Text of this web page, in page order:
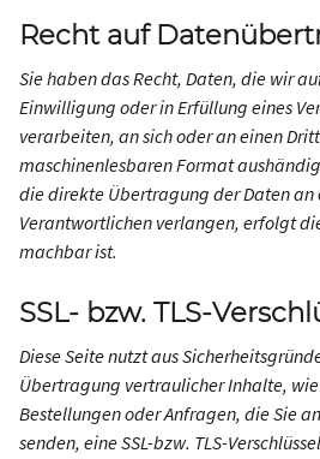
Recht auf
Sie haben das Recht, Daten, die wir
Einwilligung oder in Erfüllung eines
verarbeiten, an sich oder an einen
maschinenlesbaren Format
die direkte Übertragung der Daten an
Verantwortlichen verlangen, erfolgt
machbar ist.
SSL- bzw. TLS-
Diese Seite nutzt aus
Übertragung vertraulicher Inhalte,
Bestellungen oder Anfragen, die Sie
senden, eine SSL-bzw. TLS-